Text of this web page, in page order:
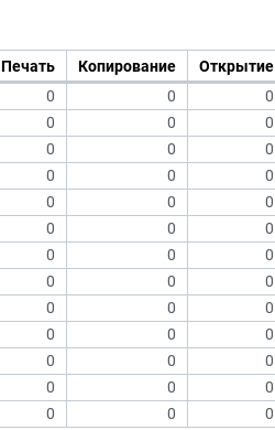
Печать Копирование Открытие
0 0 0
0 0 0
0 0 0
0 0 0
0 0 0
0 0 0
0 0 0
0 0 0
0 0 0
0 0 0
0 0 0
0 0 0
0 0 0